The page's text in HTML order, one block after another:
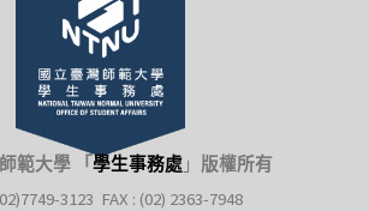
範大學 「 學生事務處 」 版權所有
3123 FAX : (02) 2363-7948